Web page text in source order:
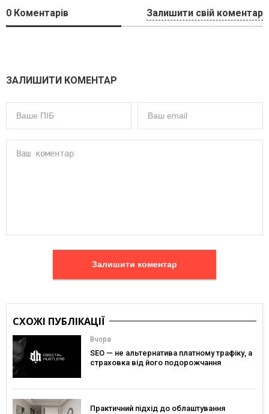
0 Коментарів Залишити свій коментар
ЗАЛИШИТИ КОМЕНТАР
Залишити коментар
СХОЖІ ПУБЛІКАЦІЇ
Вчора
SEO — не альтернатива платному трафіку, а
страховка від його подорожчання
Практичний підхід до облаштування